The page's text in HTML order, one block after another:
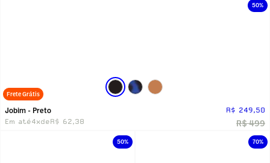
50%
Frete Grátis
Jobim - Preto
R$ 249,50
Em até4xdeR$ 62,38 R$ 499
50% 70%